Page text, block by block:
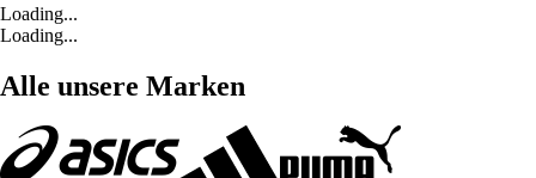
Loading...
Loading...
Alle unsere Marken